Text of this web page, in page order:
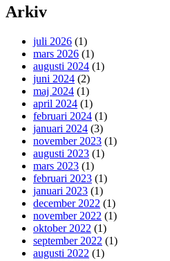
Arkiv
juli 2026 (1)
mars 2026 (1)
augusti 2024 (1)
juni 2024 (2)
maj 2024 (1)
april 2024 (1)
februari 2024 (1)
januari 2024 (3)
november 2023 (1)
augusti 2023 (1)
mars 2023 (1)
februari 2023 (1)
januari 2023 (1)
december 2022 (1)
november 2022 (1)
oktober 2022 (1)
september 2022 (1)
augusti 2022 (1)